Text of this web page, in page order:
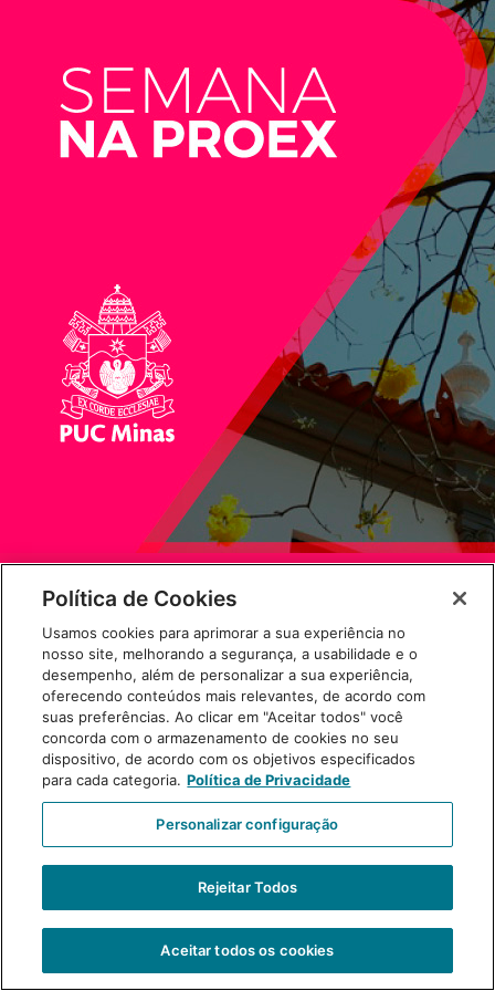
Política de Cookies
Usamos cookies para aprimorar a sua experiência no
nosso site, melhorando a segurança, a usabilidade e o
desempenho, além de personalizar a sua experiência,
oferecendo conteúdos mais relevantes, de acordo com
suas preferências. Ao clicar em "Aceitar todos" você
concorda com o armazenamento de cookies no seu
dispositivo, de acordo com os objetivos especificados
para cada categoria. Política de Privacidade
Personalizar configuração
Rejeitar Todos
Aceitar todos os cookies